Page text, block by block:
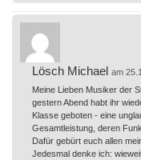
Lösch Michael am
Meine Lieben Musiker der
gestern Abend habt ihr
Klasse geboten - eine
Gesamtleistung, deren
Dafür gebürt euch allen
Jedesmal denke ich: